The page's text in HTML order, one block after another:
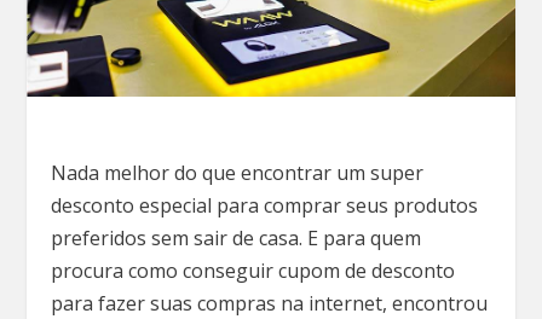
Nada melhor do que encontrar um super
desconto especial para comprar seus produtos
preferidos sem sair de casa. E para quem
procura como conseguir cupom de desconto
para fazer suas compras na internet, encontrou